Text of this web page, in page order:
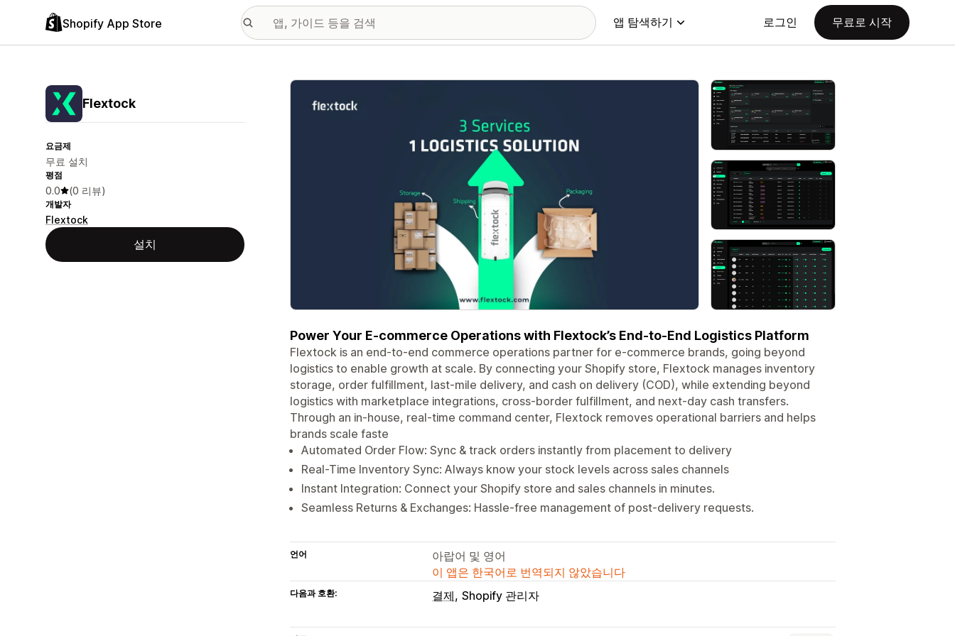
Shopify App Store 앱 탐색하기 로그인 무료로 시작
Flextock
요금제
무료 설치
평점
0.0 (0 리뷰)
개발자
Flextock
설치
추천 이미지 갤러리
Power Your E-commerce Operations with Flextock’s End-to-End Logistics Platform
Flextock is an end-to-end commerce operations partner for e-commerce brands, going beyond
logistics to enable growth at scale. By connecting your Shopify store, Flextock manages inventory
storage, order fulfillment, last-mile delivery, and cash on delivery (COD), while extending beyond
logistics with marketplace integrations, cross-border fulfillment, and next-day cash transfers.
Through an in-house, real-time command center, Flextock removes operational barriers and helps
brands scale faste
Automated Order Flow: Sync & track orders instantly from placement to delivery
Real-Time Inventory Sync: Always know your stock levels across sales channels
Instant Integration: Connect your Shopify store and sales channels in minutes.
Seamless Returns & Exchanges: Hassle-free management of post-delivery requests.
언어
아랍어 및 영어
이 앱은 한국어로 번역되지 않았습니다
다음과 호환: 결제 Shopify 관리자